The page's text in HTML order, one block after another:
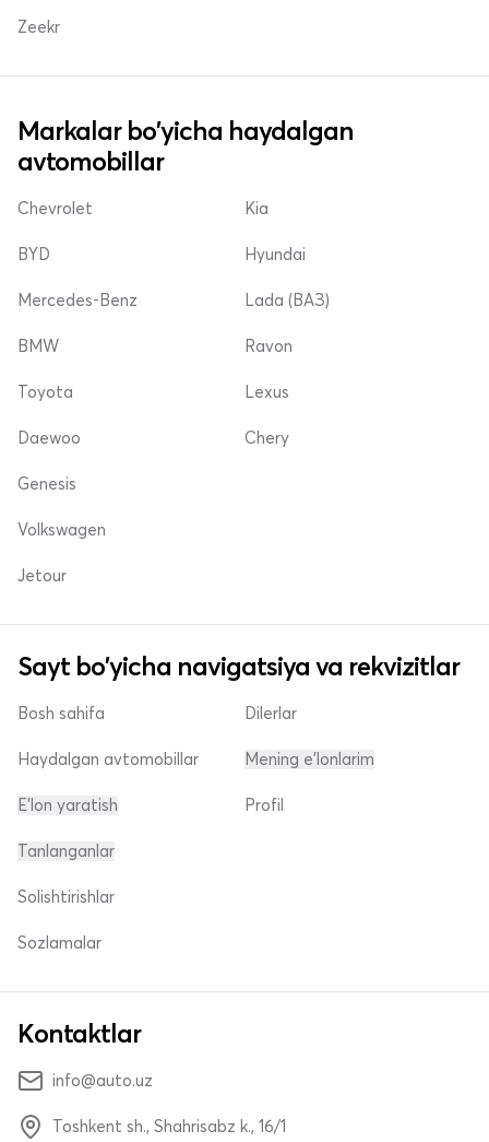
Zeekr
Markalar bo'yicha haydalgan
avtomobillar
Chevrolet
BYD
Mercedes-Benz
Kia
Hyundai
Lada (ВАЗ)
BMW
Toyota
Daewoo
Ravon
Lexus
Chery
Genesis
Volkswagen
Jetour
Sayt bo'yicha navigatsiya va rekvizitlar
Bosh sahifa
Haydalgan avtomobillar
E'lon yaratish
Dilerlar
Mening e'lonlarim
Profil
Tanlanganlar
Solishtirishlar
Sozlamalar
Kontaktlar
info@auto.uz
Toshkent sh., Shahrisabz k., 16/1